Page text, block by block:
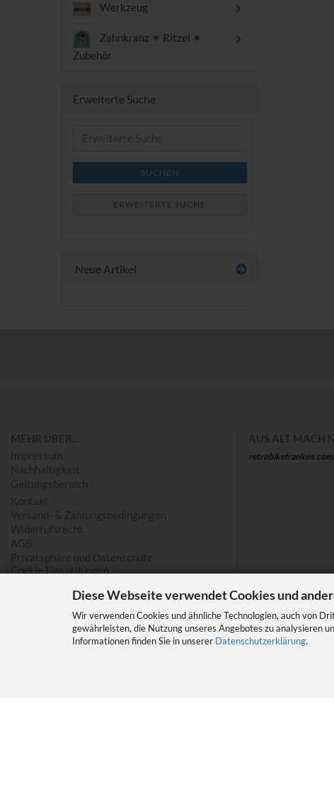
Diese Webseite verwendet Cookies und
Wir verwenden Cookies und ähnliche Technologien, auch von
gewährleisten, die Nutzung unseres Angebotes zu analysieren
Informationen finden Sie in unserer Datenschutzerklärung.
Werkzeug
Zahnkranz ✶ Ritzel ✶
Zubehör
Erweiterte Suche
SUCHEN
ERWEITERTE SUCHE
Neue Artikel